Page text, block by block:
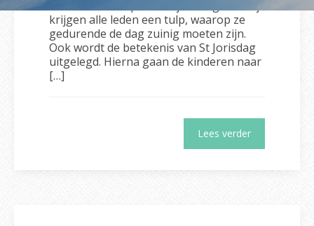
krijgen alle leden een tulp, waarop ze
gedurende de dag zuinig moeten zijn.
Ook wordt de betekenis van St Jorisdag
uitgelegd. Hierna gaan de kinderen naar
[…]
Lees verder